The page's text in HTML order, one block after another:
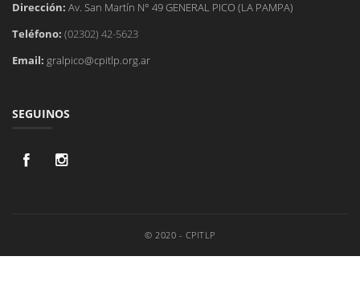
Dirección: Av. San Martín N° 49 GENERAL PICO (LA PAMPA)
Teléfono: (02302) 42-5623
Email: gralpico@cpitlp.org.ar
SEGUINOS
© 2020 - CPITLP